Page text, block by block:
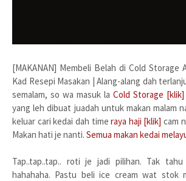
[MAKANAN] Membeli Belah di Cold Storage
Kad Resepi Masakan | Alang-alang dah
semalam, so wa masuk la Cold Storage [klik]
yang leh dibuat juadah untuk makan malam
keluar cari kedai dah timeraya haji [klik] cam
Makan hati je nanti. Semua makan kedai
Tap..tap..tap.. roti je jadi pilihan. Tak
hahahaha. Pastu beli ice cream wat stok